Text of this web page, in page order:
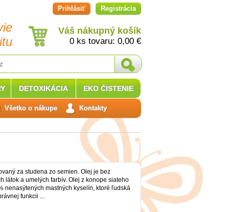
Prihlásiť Registrácia
Váš nákupný košík
0 ks tovaru: 0,00 €
za studena zo semien. Olej je bez
látok a umelých farbív. Olej z konope siateho
nenasýtených mastných kyselín, ktoré ľudská
funkcii ...
DETOXIKÁCIA EKO ČISTENIE
Všetko o nákupe Kontakty